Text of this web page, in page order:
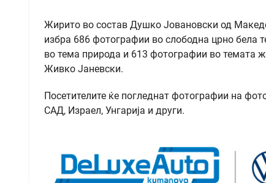
Жирито во состав Душко Јовановски од
избра 686 фотографии во слободна црно бела
во тема природа и 613 фотографии во темата
Живко Јаневски.
Посетителите ќе погледнат фотографии на
САД, Израел, Унгарија и други.